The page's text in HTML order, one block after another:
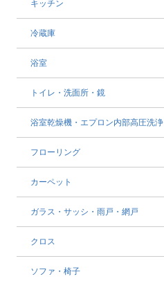
キッチン
冷蔵庫
浴室
トイレ・洗面所・鏡
浴室乾燥機・エプロン内部高圧洗浄
フローリング
カーペット
ガラス・サッシ・雨戸・網戸
クロス
ソファ・椅子